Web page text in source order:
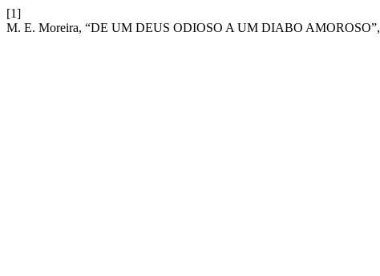
[1]
M. E. Moreira, “DE UM DEUS ODIOSO A UM DIABO AMOROSO”,